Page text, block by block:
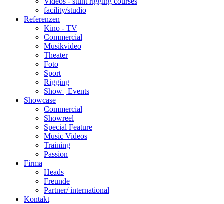
facility/studio
Referenzen
Kino - TV
Commercial
Musikvideo
Theater
Foto
Sport
Rigging
Show | Events
Showcase
Commercial
Showreel
Special Feature
Music Videos
Training
Passion
Firma
Heads
Freunde
Partner/ international
Kontakt